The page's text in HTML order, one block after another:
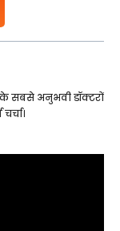
के सबसे अनुभवी डॉक्टरों